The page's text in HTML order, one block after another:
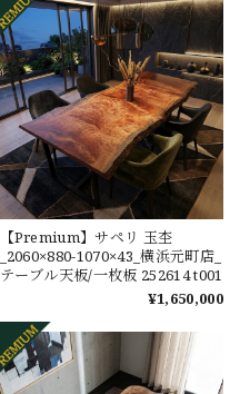
【Premium】サペリ 玉杢
_2060×880-1070×43_横浜元町店_
テーブル天板/一枚板 252614 t001
¥1,650,000